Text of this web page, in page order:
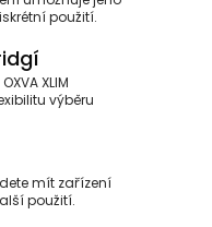
použití.
XLIM
výběru
mít zařízení
použití.